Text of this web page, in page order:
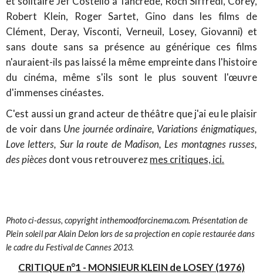
Robert Klein, Roger Sartet, Gino dans les films de
Clément, Deray, Visconti, Verneuil, Losey, Giovanni) et
sans doute sans sa présence au générique ces films
n'auraient-ils pas laissé la même empreinte dans l'histoire
du cinéma, même s'ils sont le plus souvent l'œuvre
d'immenses cinéastes.
C'est aussi un grand acteur de théâtre que j'ai eu le plaisir
de voir dans Une journée ordinaire, Variations énigmatiques,
Love letters, Sur la route de Madison, Les montagnes russes,
des piècesdont vous retrouverezmes critiques, ici.
Photo ci-dessus, copyright inthemoodforcinema.com. Présentation de
Plein soleil par Alain Delon lors de sa projection en copie restaurée dans
le cadre du Festival de Cannes 2013.
CRITIQUE n°1 - MONSIEUR KLEIN de LOSEY (1976)